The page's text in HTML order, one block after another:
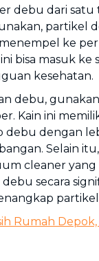
debu dari
partikel
ke
bisa masuk ke
kesehatan.
debu,
Kain ini
debu dengan
Selain
cleaner
secara
Rumah